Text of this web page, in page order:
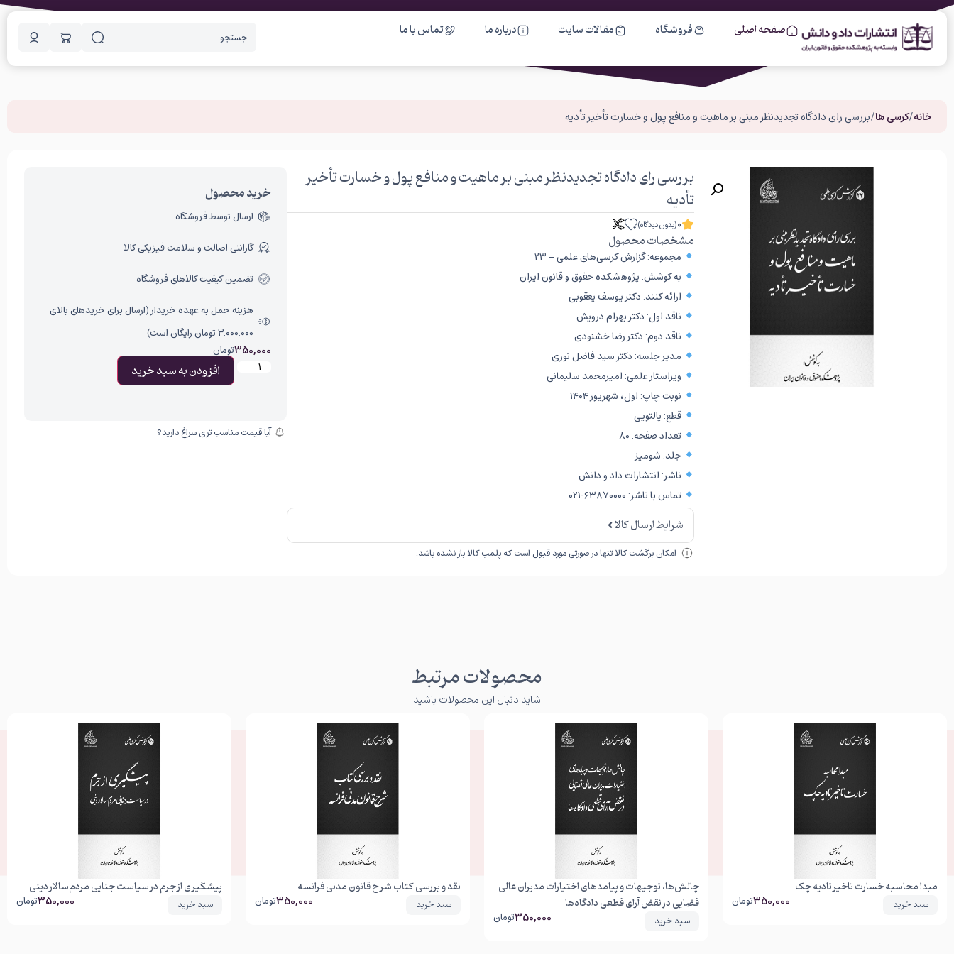
صفحه اصلی فروشگاه مقالات سایت درباره ما تماس با ما
خانه/کرسی ها/ بررسی رای دادگاه تجدیدنظر مبنی بر ماهیت و منافع پول و خسارت تأخیر تأدیه
بررسی رای دادگاه تجدیدنظر مبنی بر ماهیت و منافع پول و خسارت تأخیر
تأدیه
0(بدون دیدگاه)
مشخصات محصول
مجموعه: گزارش کرسی‌های علمی – ۲۳
به کوشش: پژوهشکده حقوق و قانون ایران
ارائه کنند: دکتر یوسف یعقوبی
ناقد اول: دکتر بهرام درویش
ناقد دوم: دکتر رضا خشنودی
مدیر جلسه: دکتر سید فاضل نوری
ویراستار علمی: امیرمحمد سلیمانی
نوبت چاپ: اول، شهریور ۱۴۰۴
قطع: پالتویی
تعداد صفحه: ۸۰
جلد: شومیز
ناشر: انتشارات داد و دانش
تماس با ناشر: ۶۳۸۷۰۰۰۰-۰۲۱
شرایط ارسال کالا
امکان برگشت کالا تنها در صورتی مورد قبول است که پلمب کالا باز نشده باشد.
خرید محصول
ارسال توسط فروشگاه
گارانتی اصالت و سلامت فیزیکی کالا
تضمین کیفیت کالاهای فروشگاه
هزینه حمل به عهده خریدار (ارسال برای خریدهای بالای
۳.۰۰۰.۰۰۰ تومان رایگان است)
350,000تومان
افزودن به سبد خرید
آیا قیمت مناسب تری سراغ دارید؟
محصولات مرتبط
شاید دنبال این محصولات باشید
مبدا محاسبه خسارت تاخیر تادیه چک
سبد خرید 350,000تومان
چالش‌ها، توجیهات و پیامدهای اختیارات مدیران عالی
قضایی در نقض آرای قطعی دادگاه‌ها
سبد خرید 350,000تومان
نقد و بررسی کتاب شرح قانون مدنی فرانسه
سبد خرید 350,000تومان
پیشگیری از جرم در سیاست جنایی مردم‌سالار دینی
سبد خرید 350,000تومان